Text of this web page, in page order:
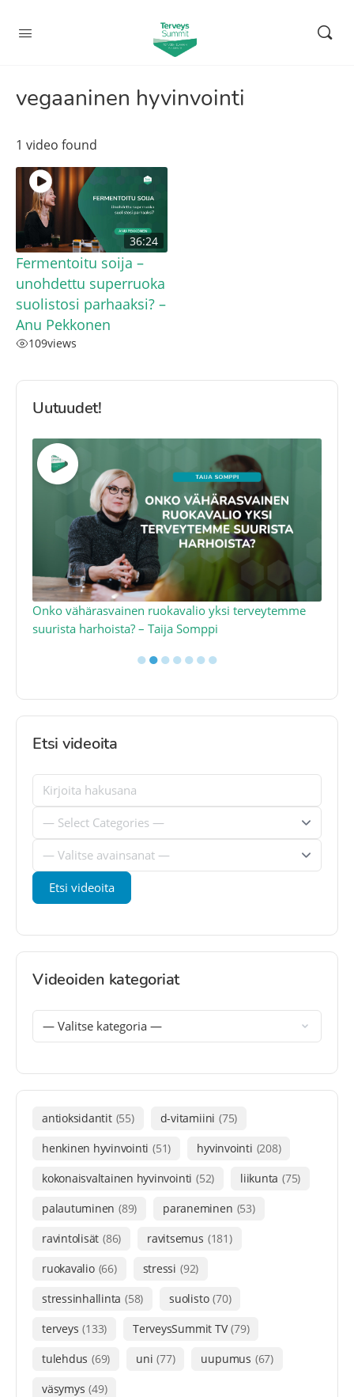
vegaaninen hyvinvointi
1 video found
36:24
Fermentoitu soija –
unohdettu superruoka
suolistosi parhaaksi? –
Anu Pekkonen
109views
Uutuudet!
Onko vähärasvainen ruokavalio yksi terveytemme
suurista harhoista? – Taija Somppi
●●●●●●●
Etsi videoita
Videoiden kategoriat
antioksidantit (55) d-vitamiini (75)
henkinen hyvinvointi (51) hyvinvointi (208)
kokonaisvaltainen hyvinvointi (52) liikunta (75)
palautuminen (89) paraneminen (53)
ravintolisät (86) ravitsemus (181)
ruokavalio (66) stressi (92)
stressinhallinta (58) suolisto (70)
terveys (133) TerveysSummit TV (79)
tulehdus (69) uni (77) uupumus (67)
väsymys (49)